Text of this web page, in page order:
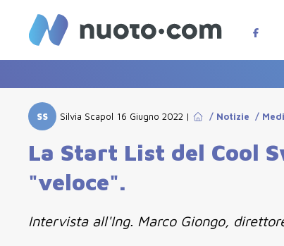
SS Silvia Scapol 16 Giugno 2022 | / Notizie /
La Start List del Cool
"veloce".
Intervista all'Ing. Marco Giongo,